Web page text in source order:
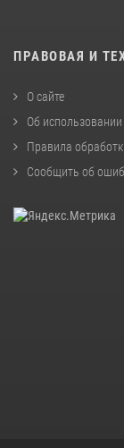
ПРАВОВАЯ И
О сайте
Об
Правила
Сообщить об